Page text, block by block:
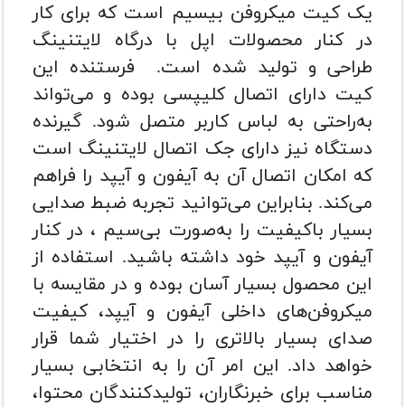
یک کیت میکروفن بیسیم است که برای کار
در کنار محصولات اپل با درگاه لایتنینگ
طراحی و تولید شده است. فرستنده این
کیت دارای اتصال کلیپسی بوده و می‌تواند
به‌راحتی به لباس کاربر متصل شود. گیرنده
دستگاه نیز دارای جک اتصال لایتنینگ است
که امکان اتصال آن به آیفون و آیپد را فراهم
می‌کند. بنابراین می‌توانید تجربه ضبط صدایی
بسیار باکیفیت را به‌صورت بی‌سیم ، در کنار
آیفون و آیپد خود داشته باشید. استفاده از
این محصول بسیار آسان بوده و در مقایسه با
میکروفن‌های داخلی آیفون و آیپد، کیفیت
صدای بسیار بالاتری را در اختیار شما قرار
خواهد داد. این امر آن را به انتخابی بسیار
مناسب برای خبرنگاران، تولیدکنندگان محتوا،